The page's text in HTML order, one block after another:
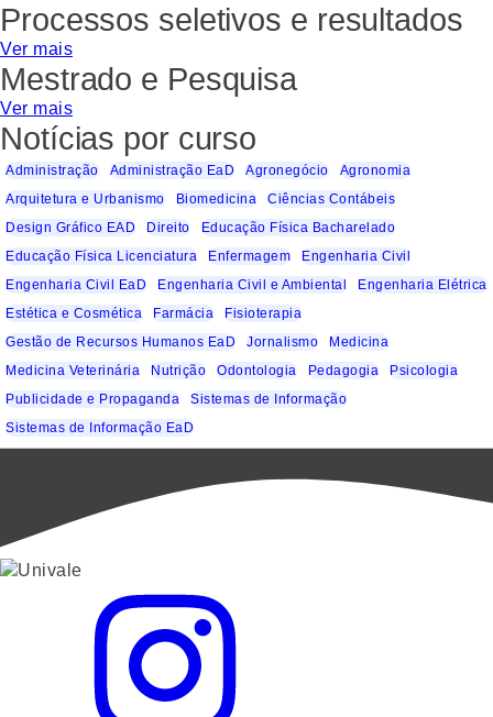
Processos seletivos e resultados
Ver mais
Mestrado e Pesquisa
Ver mais
Notícias por curso
Administração Administração EaD Agronegócio
Agronomia
Arquitetura e Urbanismo
Biomedicina
Ciências Contábeis
Design Gráfico EAD
Direito
Educação Física Bacharelado
Educação Física Licenciatura
Enfermagem
Engenharia Civil
Engenharia Civil EaD
Engenharia Civil e Ambiental
Engenharia Elétrica
Estética e Cosmética
Farmácia
Fisioterapia
Gestão de Recursos Humanos EaD
Jornalismo
Medicina
Medicina Veterinária
Nutrição Odontologia Pedagogia
Psicologia
Publicidade e Propaganda
Sistemas de Informação
Sistemas de Informação EaD